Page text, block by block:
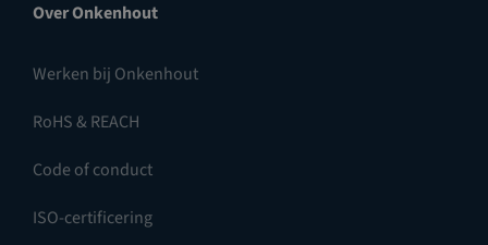
Over Onkenhout
Werken bij Onkenhout
RoHS & REACH
Code of conduct
ISO-certificering